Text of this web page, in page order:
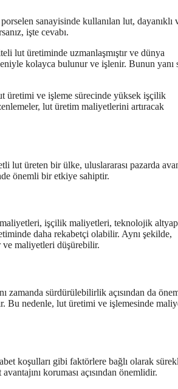
sanayisinde kullanılan lut, dayanıklı
işte cevabı.
lut üretiminde uzmanlaşmıştır ve dünya
kolayca bulunur ve işlenir. Bunun yanı
ve işleme sürecinde yüksek işçilik
lut üretim maliyetlerini artıracak
üreten bir ülke, uluslararası pazarda
önemli bir etkiye sahiptir.
işçilik maliyetleri, teknolojik
daha rekabetçi olabilir. Aynı şekilde,
maliyetleri düşürebilir.
zamanda sürdürülebilirlik açısından da
Bu nedenle, lut üretimi ve işlemesinde
koşulları gibi faktörlere bağlı olarak
koruması açısından önemlidir.